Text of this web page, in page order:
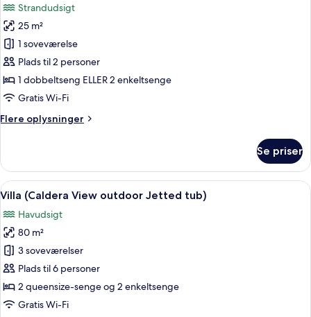
(Caldera
View)
billeder
af
Suite
-
balkon
(Caldera
Strandudsigt
25 m²
1 soveværelse
Plads til 2 personer
1 dobbeltseng ELLER 2 enkeltsenge
Gratis Wi-Fi
Flere oplysninger
Flere
-
balkon
(Caldera
Se priser
Indlæs
alle
billeder
af
Villa
(Caldera
View
outdoor
Et soveværelse med en seng, to
45
Villa (Caldera View outdoor Jetted tub)
Havudsigt
80 m²
3 soveværelser
Plads til 6 personer
2 queensize-senge og 2 enkeltsenge
Gratis Wi-Fi